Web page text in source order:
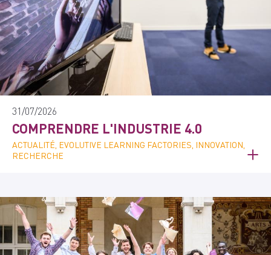
31/07/2026
COMPRENDRE L'INDUSTRIE 4.0
ACTUALITÉ, EVOLUTIVE LEARNING FACTORIES, INNOVATION,
RECHERCHE